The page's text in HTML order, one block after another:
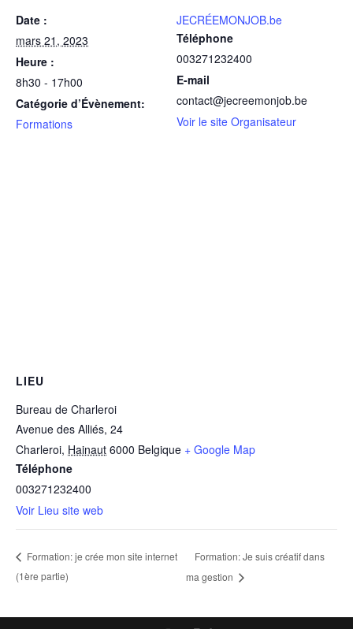
Date :
mars 21, 2023
Heure :
8h30 - 17h00
Catégorie d’Évènement:
Formations
JECRÉEMONJOB.be
Téléphone
003271232400
E-mail
contact@jecreemonjob.be
Voir le site Organisateur
LIEU
Bureau de Charleroi
Avenue des Alliés, 24
Charleroi, Hainaut 6000 Belgique + Google Map
Téléphone
003271232400
Voir Lieu site web
Formation: je crée mon site internet
(1ère partie)
Formation: Je suis créatif dans
ma gestion